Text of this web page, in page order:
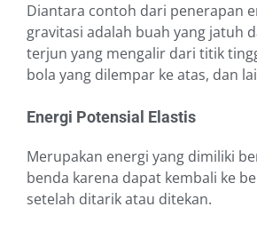
Diantara contoh dari penerapan
gravitasi adalah buah yang jatuh
terjun yang mengalir dari titik
bola yang dilempar ke atas, dan
Energi Potensial Elastis
Merupakan energi yang dimiliki
benda karena dapat kembali ke
setelah ditarik atau ditekan.